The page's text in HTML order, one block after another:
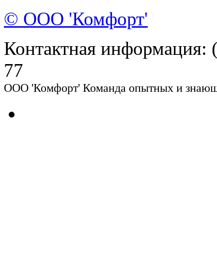
© ООО 'Комфорт'
Контактная
77
ООО 'Комфорт' Команда опытных и